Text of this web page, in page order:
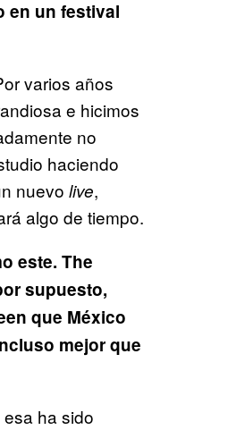
en un festival
varios años
e hicimos
no
haciendo
nuevo live,
algo de tiempo.
este. The
supuesto,
que México
mejor que
ha sido